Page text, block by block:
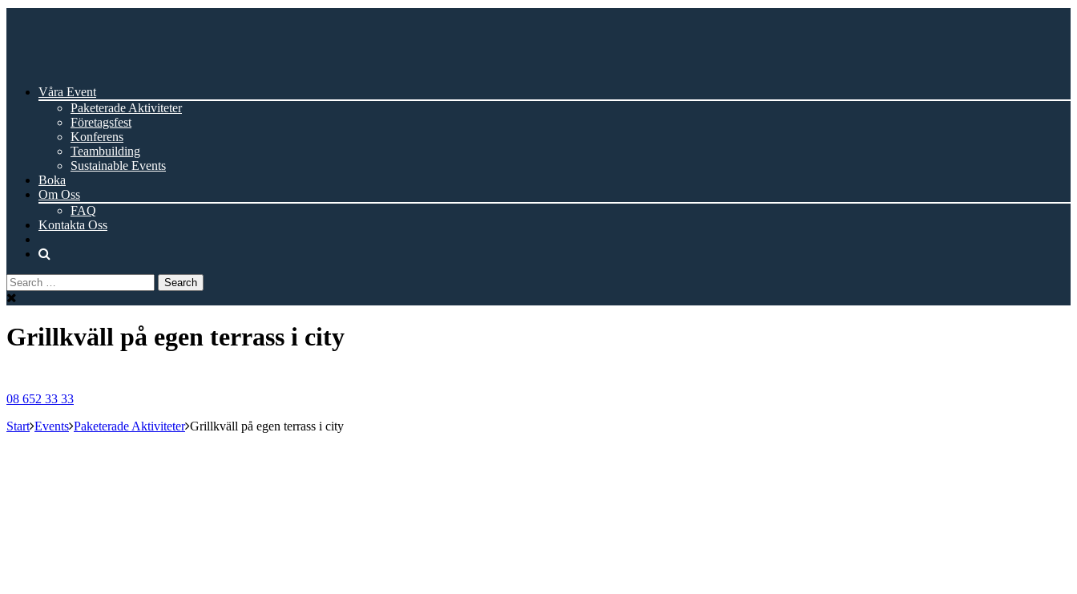
Våra Event
Paketerade Aktiviteter
Företagsfest
Konferens
Teambuilding
Sustainable Events
Boka
Om Oss
FAQ
Kontakta Oss
Grillkväll på egen terrass i city
08 652 33 33
Start Events Paketerade Aktiviteter Grillkväll på egen terrass i city